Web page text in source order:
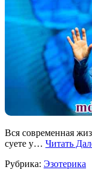
Вся современная
суете у… Читать
Рубрика: Эзотерика